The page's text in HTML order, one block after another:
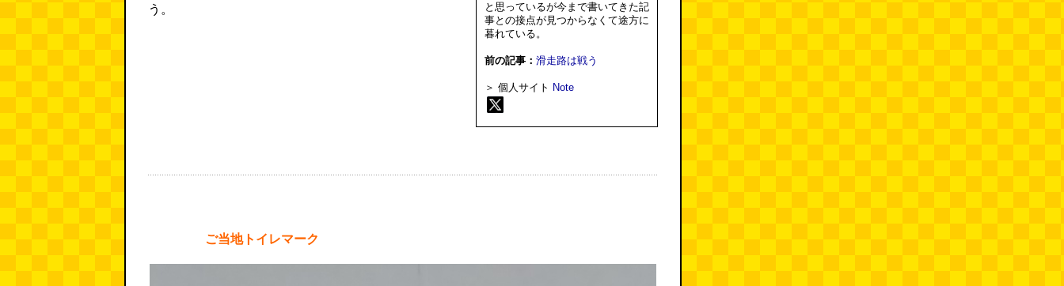
う。
と思っているが今まで書いてきた記
事との接点が見つからなくて途方に
暮れている。
前の記事： 滑走路は戦う
＞ 個人サイト Note
ご当地トイレマーク